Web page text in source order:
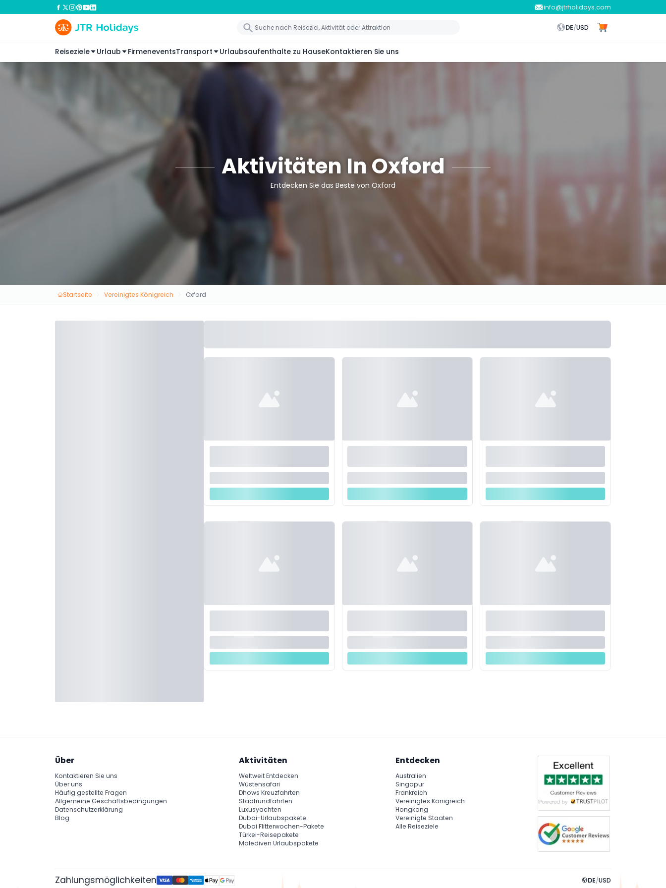
info@jtrholidays.com
DE/USD
Reiseziele Urlaub FirmeneventsTransport Urlaubsaufenthalte zu HauseKontaktieren Sie uns
Aktivitäten In Oxford
Entdecken Sie das Beste von Oxford
Startseite Vereinigtes Königreich Oxford
Über
Kontaktieren Sie uns
Über uns
Häufig gestellte Fragen
Allgemeine Geschäftsbedingungen
Datenschutzerklärung
Blog
Aktivitäten
Weltweit Entdecken
Wüstensafari
Dhows Kreuzfahrten
Stadtrundfahrten
Luxusyachten
Dubai-Urlaubspakete
Dubai Flitterwochen-Pakete
Türkei-Reisepakete
Malediven Urlaubspakete
Entdecken
Australien
Singapur
Frankreich
Vereinigtes Königreich
Hongkong
Vereinigte Staaten
Alle Reiseziele
Zahlungsmöglichkeiten DE/USD